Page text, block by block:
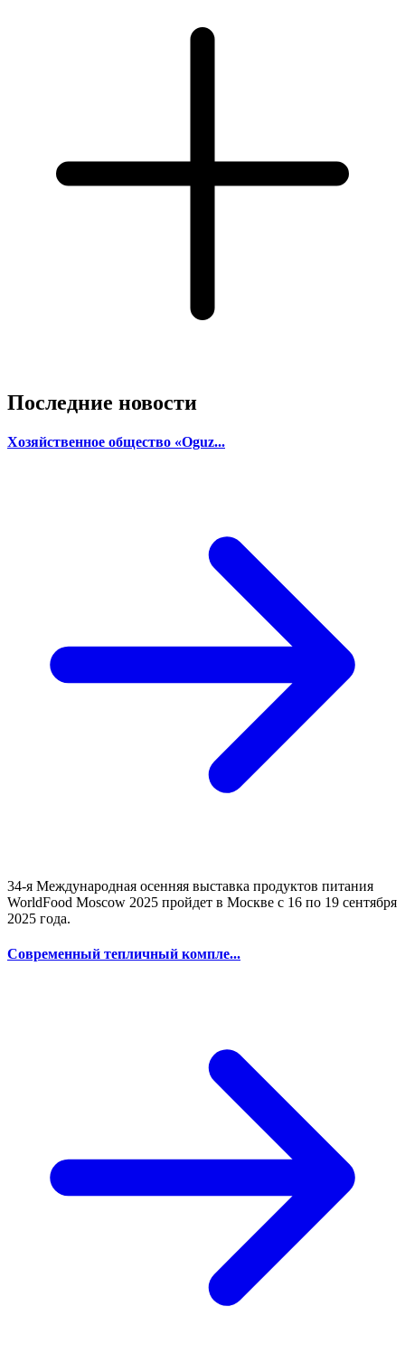
Последние новости
Хозяйственное общество «Oguz...
34-я Международная осенняя выставка продуктов питания
WorldFood Moscow 2025 пройдет в Москве с 16 по 19 сентября
2025 года.
Современный тепличный компле...